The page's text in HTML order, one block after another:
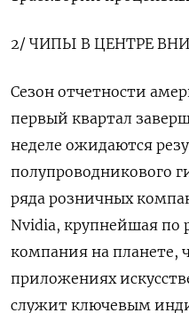
2/ ЧИПЫ ‌В ЦЕНТРЕ
Сезон отчетности
первый квартал
неделе ожидаются
полупроводникового
ряда розничных
Nvidia, крупнейшая по
​компания на планете,
приложениях
служит ключевым